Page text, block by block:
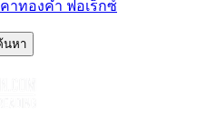
าทองคำ ฟอเร็กซ์